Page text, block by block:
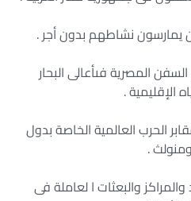
المصرية فىأعالى البحار
الإقليمية .
الحرب العالمية الخاصة بدول
.
والبعثات ا لعاملة فى